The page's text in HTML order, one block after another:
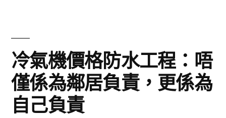
購
嘅
品
牌？
司
屋
面
冷氣機價格防水工程：唔
僅係為鄰居負責，更係為
自己負責